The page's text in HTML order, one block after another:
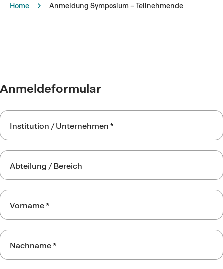
Home Anmeldung Symposium – Teilnehmende
Anmeldeformular
Wundsymposium
Teilnehmer
Institution / Unternehmen*
Abteilung / Bereich
Vorname*
Nachname*